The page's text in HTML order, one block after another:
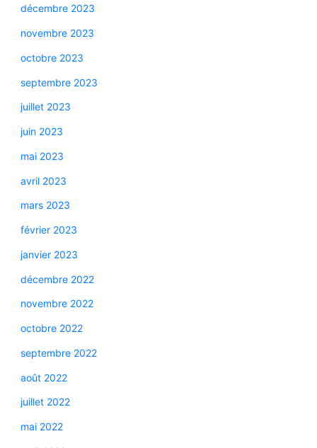
décembre 2023
novembre 2023
octobre 2023
septembre 2023
juillet 2023
juin 2023
mai 2023
avril 2023
mars 2023
février 2023
janvier 2023
décembre 2022
novembre 2022
octobre 2022
septembre 2022
août 2022
juillet 2022
mai 2022